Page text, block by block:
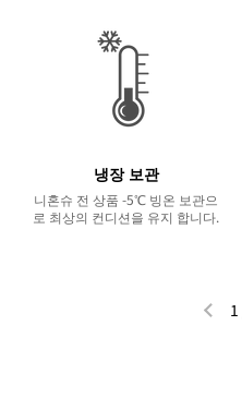
냉장 보관
니혼슈 전 상품 -5℃ 빙온 보관으
로 최상의 컨디션을 유지 합니다.
이전1